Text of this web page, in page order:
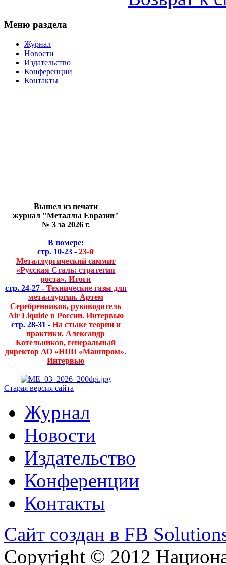
Меню раздела
Журнал
Новости
Издательство
Конференции
Контакты
Вышел из печати
журнал "Металлы Евразии"
№ 3 за 2026 г.
В номере:
стр. 10-23 - 23-й
Металлургический саммит
«Русская Сталь: стратегия
роста». Итоги
стр. 24-27 - Технические газы для
металлургии. Артем
Серебренников, руководитель
Air Liquide в России. Интервью
стр. 28-31 - На стыке теории и
практики. Александр
Котельников, генеральный
директор АО «НПП «Машпром».
Интервью
Старая версия сайта
Журнал
Новости
Издательство
Конференции
Контакты
Сайт создан в FB
Copyright © 2012